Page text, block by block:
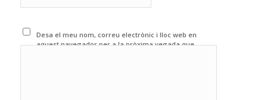
Desa el meu nom, correu electrònic i lloc web en
aquest navegador per a la pròxima vegada que